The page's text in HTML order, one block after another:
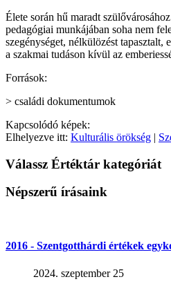
Élete során hű maradt
pedagógiai munkájában soha nem
szegénységet, nélkülözést tapasztalt,
a szakmai tudáson kívül az
Források:
> családi dokumentumok
Kapcsolódó képek:
Elhelyezve itt: Kulturális örökség |
Válassz Értéktár kategóriát
Népszerű írásaink
2016 - Szentgotthárdi értékek
2024. szeptember 25